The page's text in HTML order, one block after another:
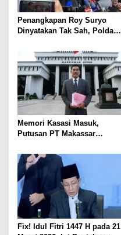
Penangkapan Roy Suryo
Dinyatakan Tak Sah, Polda
Praperadilan
Memori Kasasi Masuk,
Putusan PT Makassar
Diabaikan
Fix! Idul Fitri 1447 H pada 21